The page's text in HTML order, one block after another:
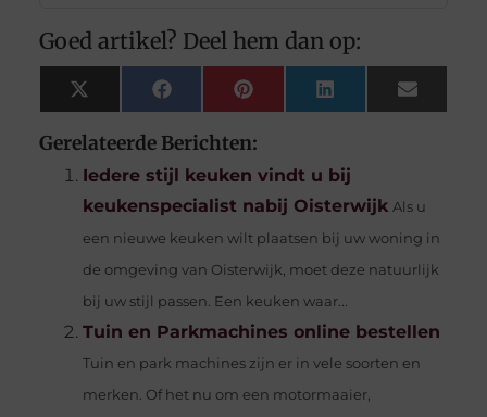
Goed artikel? Deel hem dan op:
X
(Twitter)
FacebookPinterest LinkedIn Email
Gerelateerde Berichten:
Iedere stijl keuken vindt u bij
keukenspecialist nabij Oisterwijk Als u
een nieuwe keuken wilt plaatsen bij uw woning in
de omgeving van Oisterwijk, moet deze natuurlijk
bij uw stijl passen. Een keuken waar...
Tuin en Parkmachines online bestellen
Tuin en park machines zijn er in vele soorten en
merken. Of het nu om een motormaaier,